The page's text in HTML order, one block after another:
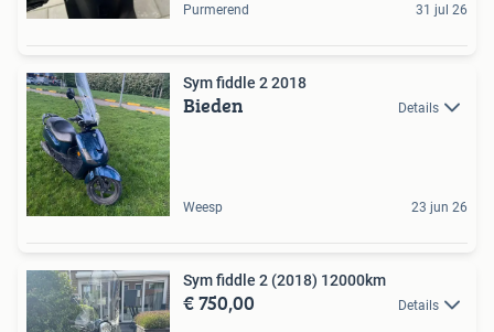
Purmerend 31 jul 26
Sym fiddle 2 2018
Bieden Details
Weesp 23 jun 26
Sym fiddle 2 (2018) 12000km
€ 750,00 Details